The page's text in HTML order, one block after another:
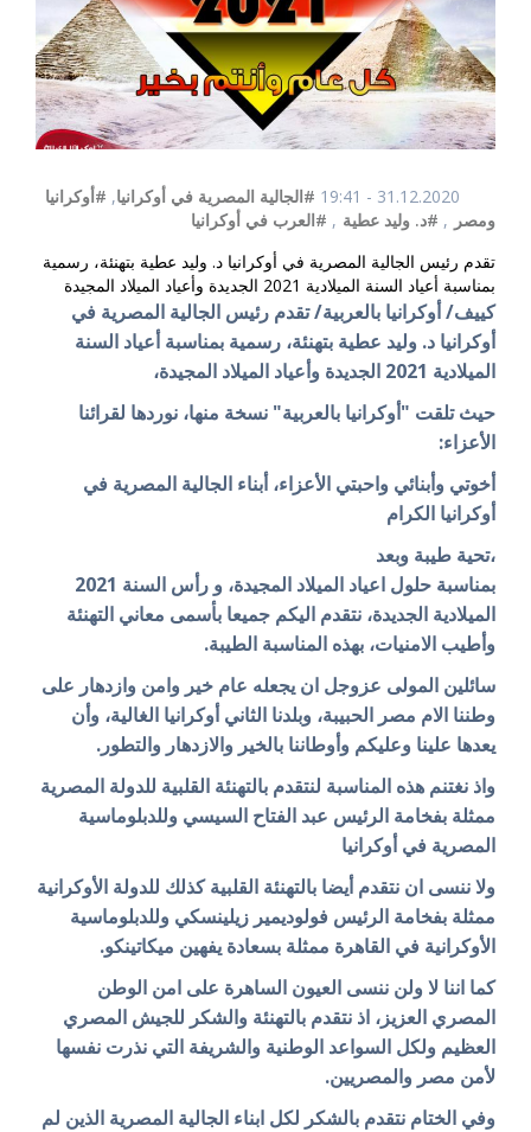
31.12.2020 - 19:41 #الجالية المصرية في أوكرانيا, #أوكرانيا
ومصر , #د. وليد عطية , #العرب في أوكرانيا
تقدم رئيس الجالية المصرية في أوكرانيا د. وليد عطية بتهنئة، رسمية
بمناسبة أعياد السنة الميلادية 2021 الجديدة وأعياد الميلاد المجيدة
كييف/ أوكرانيا بالعربية/ تقدم رئيس الجالية المصرية في
أوكرانيا د. وليد عطية بتهنئة، رسمية بمناسبة أعياد السنة
الميلادية 2021 الجديدة وأعياد الميلاد المجيدة،
حيث تلقت "أوكرانيا بالعربية" نسخة منها، نوردها لقرائنا
الأعزاء:
أخوتي وأبنائي واحبتي الأعزاء، أبناء الجالية المصرية في
أوكرانيا الكرام
،تحية طيبة وبعد
بمناسبة حلول اعياد الميلاد المجيدة، و رأس السنة 2021
الميلادية الجديدة، نتقدم اليكم جميعا بأسمى معاني التهنئة
وأطيب الامنيات، بهذه المناسبة الطيبة.
سائلين المولى عزوجل ان يجعله عام خير وامن وازدهار على
وطننا الام مصر الحبيبة، وبلدنا الثاني أوكرانيا الغالية، وأن
يعدها علينا وعليكم وأوطاننا بالخير والازدهار والتطور.
واذ نغتنم هذه المناسبة لنتقدم بالتهنئة القلبية للدولة المصرية
ممثلة بفخامة الرئيس عبد الفتاح السيسي وللدبلوماسية
المصرية في أوكرانيا
ولا ننسى ان نتقدم أيضا بالتهنئة القلبية كذلك للدولة الأوكرانية
ممثلة بفخامة الرئيس فولوديمير زيلينسكي وللدبلوماسية
الأوكرانية في القاهرة ممثلة بسعادة يفهين ميكاتينكو.
كما اننا لا ولن ننسى العيون الساهرة على امن الوطن
المصري العزيز، اذ نتقدم بالتهنئة والشكر للجيش المصري
العظيم ولكل السواعد الوطنية والشريفة التي نذرت نفسها
لأمن مصر والمصريين.
وفي الختام نتقدم بالشكر لكل ابناء الجالية المصرية الذين لم